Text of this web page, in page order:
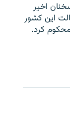
اخیر
این کشور
کرد.